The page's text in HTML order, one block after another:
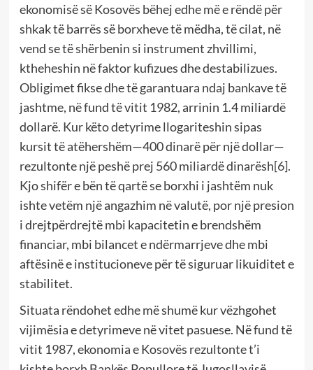
ekonomisë së Kosovës bëhej edhe më e rëndë për
shkak të barrës së borxheve të mëdha, të cilat, në
vend se të shërbenin si instrument zhvillimi,
ktheheshin në faktor kufizues dhe destabilizues.
Obligimet fikse dhe të garantuara ndaj bankave të
jashtme, në fund të vitit 1982, arrinin 1.4 miliardë
dollarë. Kur këto detyrime llogariteshin sipas
kursit të atëhershëm—400 dinarë për një dollar—
rezultonte një peshë prej 560 miliardë dinarësh[6].
Kjo shifër e bën të qartë se borxhi i jashtëm nuk
ishte vetëm një angazhim në valutë, por një presion
i drejtpërdrejtë mbi kapacitetin e brendshëm
financiar, mbi bilancet e ndërmarrjeve dhe mbi
aftësinë e institucioneve për të siguruar likuiditet e
stabilitet.
Situata rëndohet edhe më shumë kur vëzhgohet
vijimësia e detyrimeve në vitet pasuese. Në fund të
vitit 1987, ekonomia e Kosovës rezultonte t’i